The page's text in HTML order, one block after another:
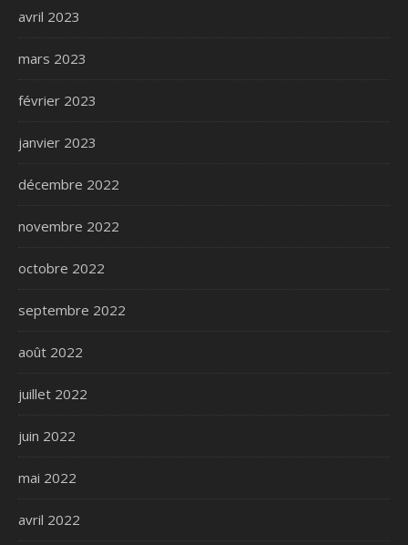
avril 2023
mars 2023
février 2023
janvier 2023
décembre 2022
novembre 2022
octobre 2022
septembre 2022
août 2022
juillet 2022
juin 2022
mai 2022
avril 2022